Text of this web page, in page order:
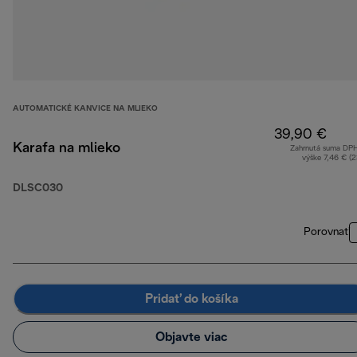
AUTOMATICKÉ KANVICE NA MLIEKO
Karafa na mlieko
DLSC030
39,90 €
Zahrnutá suma
výške 7,46 €
Porovnať
Pridať do košíka
Objavte viac